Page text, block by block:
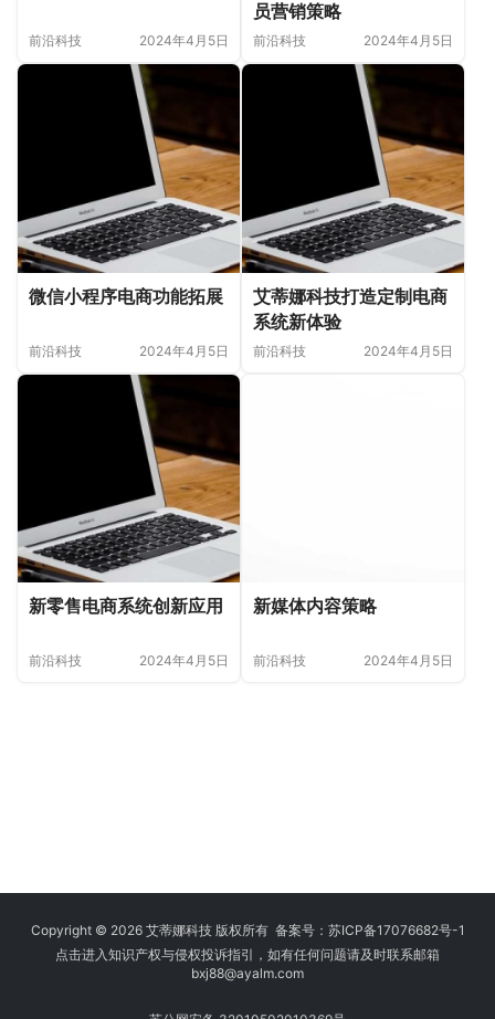
前沿科技 2024年4月5日
员营销策略
前沿科技 2024年4月5日
微信小程序电商功能拓展
前沿科技 2024年4月5日
艾蒂娜科技打造定制电商
系统新体验
前沿科技 2024年4月5日
新零售电商系统创新应用
前沿科技 2024年4月5日
新媒体内容策略
前沿科技 2024年4月5日
Copyright © 2026 艾蒂娜科技 版权所有 备案号： 苏ICP备17076682号-1
点击进入知识产权与侵权投诉指引，如有任何问题请及时联系邮箱
bxj88@ayalm.com